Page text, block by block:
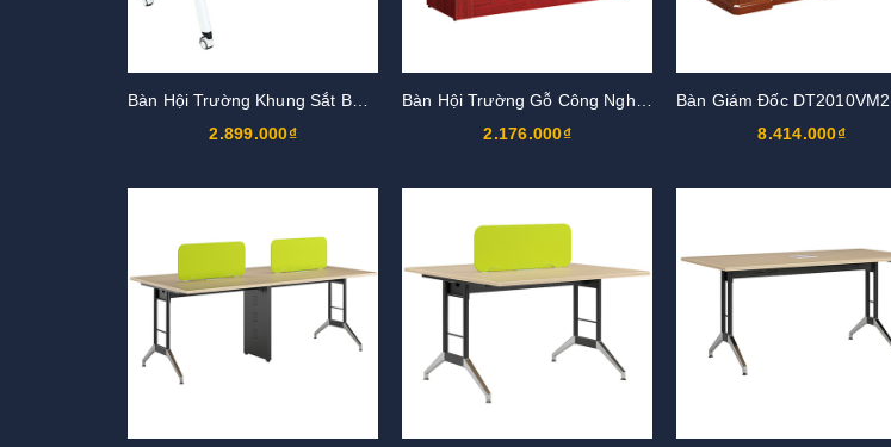
Bàn Hội Trường Khung Sắt BHT02
2.899.000₫
2.176.000₫
8.414.000₫